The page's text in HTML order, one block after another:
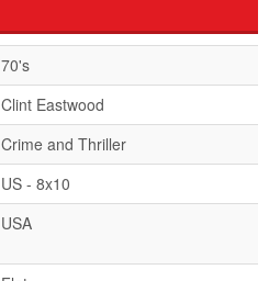
70's
Clint Eastwood
Crime and Thriller
US - 8x10
USA